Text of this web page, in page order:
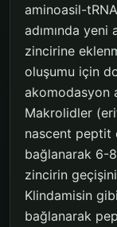
aminoasil-
adımında
zincirine
oluşumu için
akomodasyon
Makrolidler
nascent peptit
bağlanarak 6-
zincirin
Klindamisin
bağlanarak